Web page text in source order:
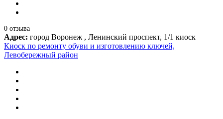
0 отзыва
Адрес: город Воронеж , Ленинский проспект, 1/1 киоск
Киоск по ремонту обуви и изготовлению ключей,
Левобережный район